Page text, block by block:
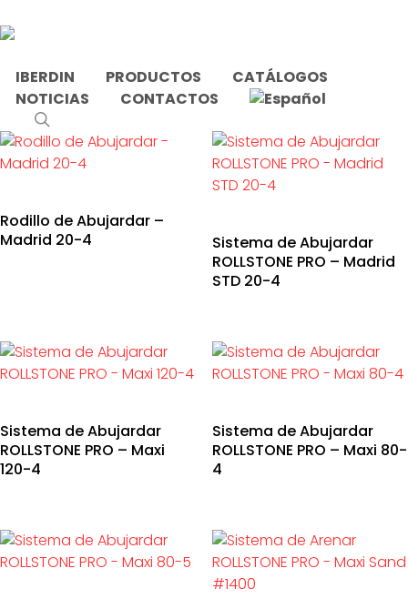
to
content
IBERDIN PRODUCTOS
CATÁLOGOS
NOTICIAS
CONTACTOS
Inicio Productos etiquetados “Caliza”
Rodillo de Abujardar –
Madrid 20-4
Sistema de Abujardar
ROLLSTONE PRO – Madrid
STD 20-4
Sistema de Abujardar
ROLLSTONE PRO – Maxi
120-4
Sistema de Abujardar
ROLLSTONE PRO – Maxi 80-
4